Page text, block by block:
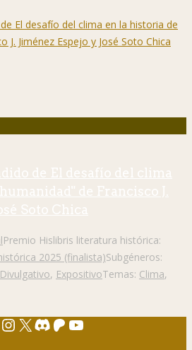
de El desafío del clima
de Francisco J.
Soto Chica
Premio Hislibris literatura histórica:
2025 (finalista)Subgéneros:
Divulgativo, ExpositivoTemas: Clima,
Instagram
X Discord
Patreon
YouTube